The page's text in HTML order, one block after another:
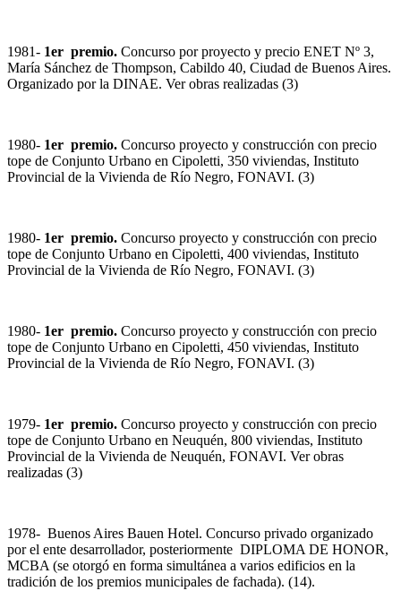
1981- 1er premio. Concurso por proyecto y precio ENET Nº 3,
María Sánchez de Thompson, Cabildo 40, Ciudad de Buenos Aires.
Organizado por la DINAE. Ver obras realizadas (3)
1980- 1er premio. Concurso proyecto y construcción con precio
tope de Conjunto Urbano en Cipoletti, 350 viviendas, Instituto
Provincial de la Vivienda de Río Negro, FONAVI. (3)
1980- 1er premio. Concurso proyecto y construcción con precio
tope de Conjunto Urbano en Cipoletti, 400 viviendas, Instituto
Provincial de la Vivienda de Río Negro, FONAVI. (3)
1980- 1er premio. Concurso proyecto y construcción con precio
tope de Conjunto Urbano en Cipoletti, 450 viviendas, Instituto
Provincial de la Vivienda de Río Negro, FONAVI. (3)
1979- 1er premio. Concurso proyecto y construcción con precio
tope de Conjunto Urbano en Neuquén, 800 viviendas, Instituto
Provincial de la Vivienda de Neuquén, FONAVI. Ver obras
realizadas (3)
1978- Buenos Aires Bauen Hotel. Concurso privado organizado
por el ente desarrollador, posteriormente DIPLOMA DE HONOR,
MCBA (se otorgó en forma simultánea a varios edificios en la
tradición de los premios municipales de fachada). (14).